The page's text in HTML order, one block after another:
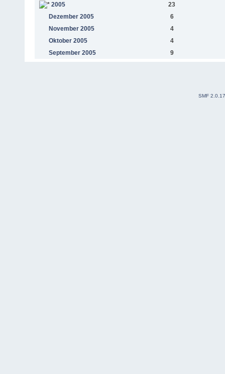
2005
23
Dezember 2005
6
November 2005
4
Oktober 2005
4
September 2005
9
SMF 2.0.17